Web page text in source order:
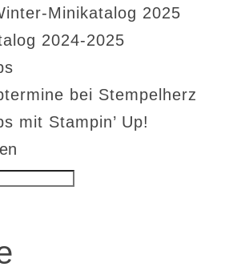
Minikatalog 2025
2024-2025
bei Stempelherz
mit Stampin’ Up!